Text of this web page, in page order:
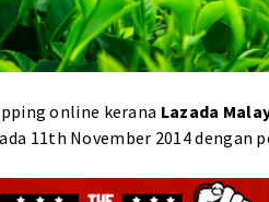
online kerana Lazada
11th November 2014 dengan